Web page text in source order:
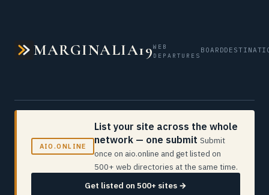
MARGINALIA19WEB
DEPARTURES
BOARD
AIO.ONLINE
List your site across the whole
network — one submit Submit
once on aio.online and get listed on
500+ web directories at the same time.
Get listed on 500+ sites →